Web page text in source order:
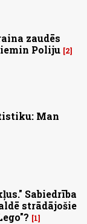
zaudēs
Poliju 2
Man
Sabiedrība
strādājošie
1